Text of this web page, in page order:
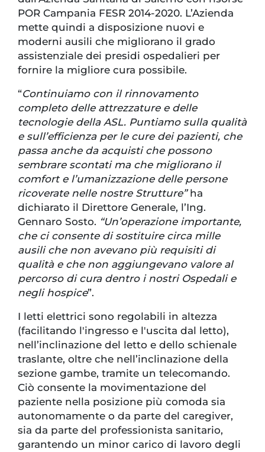
POR Campania FESR 2014-2020. L’Azienda
mette quindi a disposizione nuovi e
moderni ausili che migliorano il grado
assistenziale dei presidi ospedalieri per
fornire la migliore cura possibile.
“Continuiamo con il rinnovamento
completo delle attrezzature e delle
tecnologie della ASL. Puntiamo sulla qualità
e sull’efficienza per le cure dei pazienti, che
passa anche da acquisti che possono
sembrare scontati ma che migliorano il
comfort e l’umanizzazione delle persone
ricoverate nelle nostre Strutture”ha
dichiarato il Direttore Generale, l’Ing.
Gennaro Sosto. “Un’operazione importante,
che ci consente di sostituire circa mille
ausili che non avevano più requisiti di
qualità e che non aggiungevano valore al
percorso di cura dentro i nostri Ospedali e
negli hospice”.
I letti elettrici sono regolabili in altezza
(facilitando l'ingresso e l'uscita dal letto),
nell’inclinazione del letto e dello schienale
traslante, oltre che nell’inclinazione della
sezione gambe, tramite un telecomando.
Ciò consente la movimentazione del
paziente nella posizione più comoda sia
autonomamente o da parte del caregiver,
sia da parte del professionista sanitario,
garantendo un minor carico di lavoro degli